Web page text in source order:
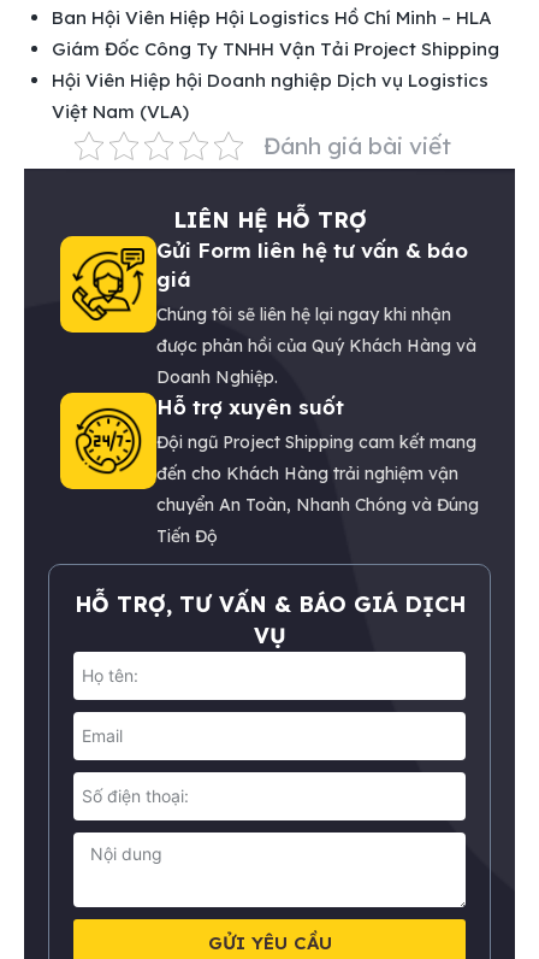
Ban Hội Viên Hiệp Hội Logistics Hồ Chí Minh – HLA
Giám Đốc Công Ty TNHH Vận Tải Project Shipping
Hội Viên Hiệp hội Doanh nghiệp Dịch vụ Logistics
Việt Nam (VLA)
Đánh giá bài viết
LIÊN HỆ HỖ TRỢ
Gửi Form liên hệ tư vấn & báo
giá
Chúng tôi sẽ liên hệ lại ngay khi nhận
được phản hồi của Quý Khách Hàng và
Doanh Nghiệp.
Hỗ trợ xuyên suốt
Đội ngũ Project Shipping cam kết mang
đến cho Khách Hàng trải nghiệm vận
chuyển An Toàn, Nhanh Chóng và Đúng
Tiến Độ
HỖ TRỢ, TƯ VẤN & BÁO GIÁ DỊCH
VỤ
GỬI YÊU CẦU